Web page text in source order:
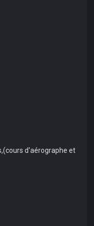
d'aérographe et